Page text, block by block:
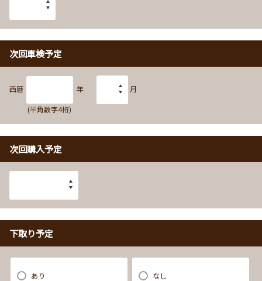
次回車検予定
西暦 年
(半角数字4桁)
月
次回購入予定
下取り予定
あり なし